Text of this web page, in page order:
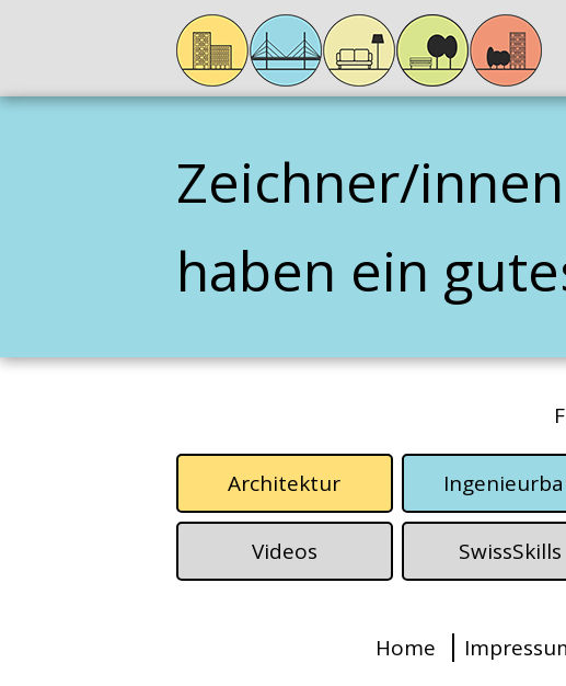
Zeichner/
haben ein
Architektur
Videos SwissSkills
Home